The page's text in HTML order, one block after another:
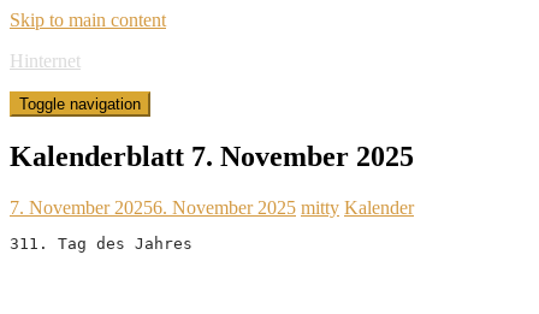
Skip to main content
Hinternet
Toggle navigation
Kalenderblatt 7. November 2025
7. November 20256. November 2025 mitty Kalender
311. Tag des Jahres